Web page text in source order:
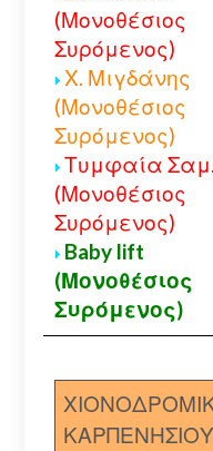
(Μονοθέσιος
Συρόμενος)
Χ. Μιγδάνης
(Μονοθέσιος
Συρόμενος)
Τυμφαία Σαμ.
(Μονοθέσιος
Συρόμενος)
Baby lift
(Μονοθέσιος
Συρόμενος)
ΚΑΡΠΕΝΗΣΙΟΥ